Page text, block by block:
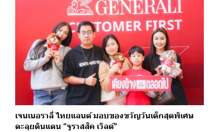
เจนเนอราลี่ ไทยแลนด์ มอบของขวัญวันเด็กสุดพิเศษ
ตะลุยดินแดน “จูราสสิค เวิลด์”